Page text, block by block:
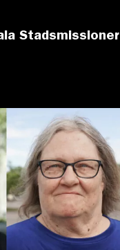
Stadsmissioner